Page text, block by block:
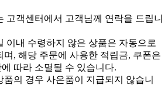
고객센터에서 고객님께 연락을 드립니
이내 수령하지 않은 상품은 자동으로
며, 해당 주문에 사용한 적립금, 쿠폰은
따라 소멸될 수 있습니다.
품의 경우 사은품이 지급되지 않습니